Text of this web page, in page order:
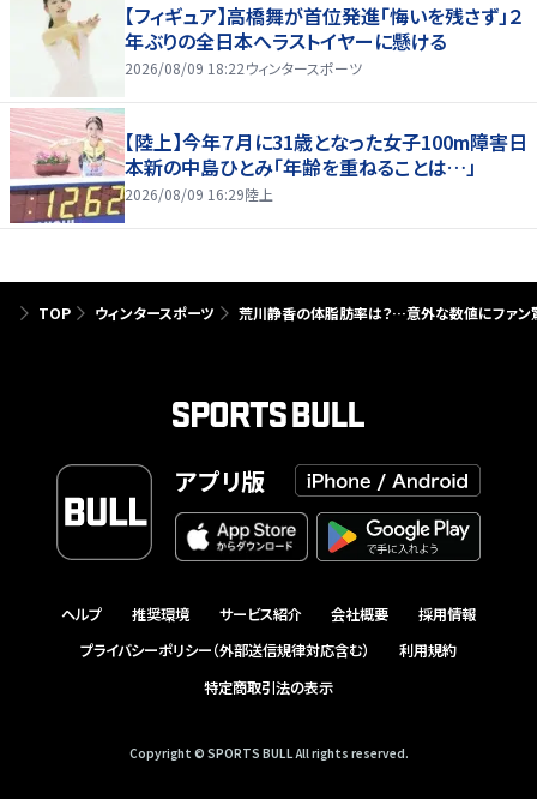
【フィギュア】高橋舞が首位発進「悔いを残さず」２
年ぶりの全日本へラストイヤーに懸ける
2026/08/09 18:22ウィンタースポーツ
【陸上】今年７月に31歳となった女子100m障害日
本新の中島ひとみ「年齢を重ねることは…」
2026/08/09 16:29陸上
TOP ウィンタースポーツ 荒川静香の体脂肪率は？…意外な数値にファン
アプリ版
ヘルプ 推奨環境 サービス紹介 会社概要
採用情報
プライバシーポリシー（外部送信規律対応含む）
利用規約
特定商取引法の表示
Copyright © SPORTS BULL All rights reserved.